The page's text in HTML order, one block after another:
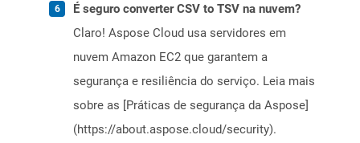
É seguro converter CSV to TSV na nuvem?
Claro! Aspose Cloud usa servidores em
nuvem Amazon EC2 que garantem a
segurança e resiliência do serviço. Leia mais
sobre as [Práticas de segurança da Aspose]
(https://about.aspose.cloud/security).